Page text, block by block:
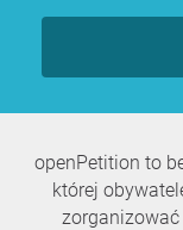
openPetition to
której